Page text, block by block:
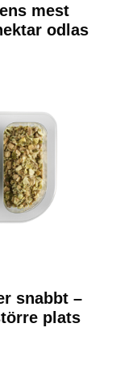
mest
odlas
snabbt –
plats